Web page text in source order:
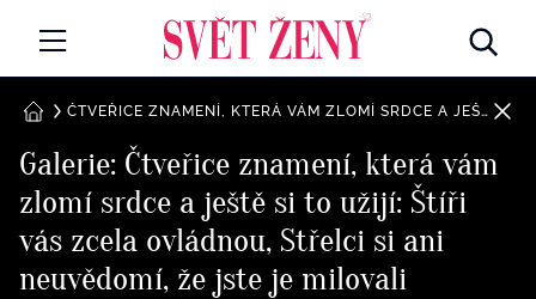
MÓDA A KRÁSA
CELEBRITY
Všechny kategorie
Rozhovory
RETROHUBKY
PSYCHOLOGIE
DOMŮ ČTVEŘICE ZNAMENÍ, KTERÁ VÁM ZLOMÍ SRDCE A JEŠTĚ SI TO UŽIJÍ: ŠTÍŘI VÁS ZCELA OVLÁDNOU, STŘELCI SI ANI NEUVĚDOMÍ, ŽE JSTE JE MILOVALI
Galerie: Čtveřice znamení, která vám
zlomí srdce a ještě si to užijí: Štíři
vás zcela ovládnou, Střelci si ani
neuvědomí, že jste je milovali